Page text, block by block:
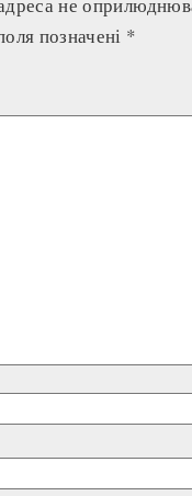
не
позначені *